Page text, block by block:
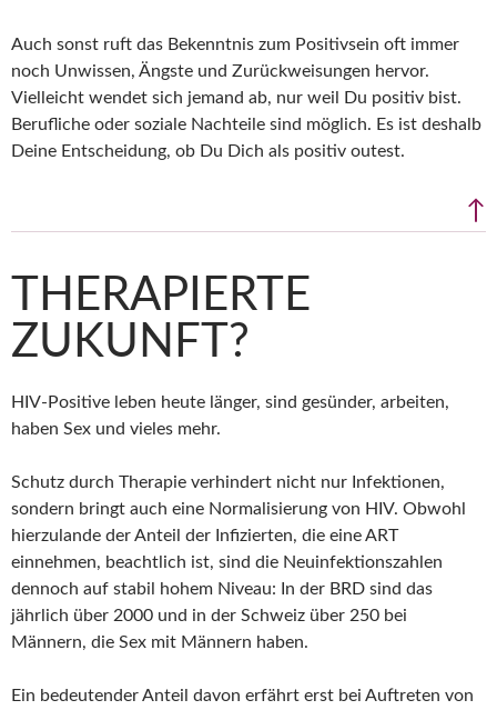
Auch sonst ruft das Bekenntnis zum Positivsein oft immer
noch Unwissen, Ängste und Zurückweisungen hervor.
Vielleicht wendet sich jemand ab, nur weil Du positiv bist.
Berufliche oder soziale Nachteile sind möglich. Es ist deshalb
Deine Entscheidung, ob Du Dich als positiv outest.
↑
THERAPIERTE
ZUKUNFT?
HIV-Positive leben heute länger, sind gesünder, arbeiten,
haben Sex und vieles mehr.
Schutz durch Therapie verhindert nicht nur Infektionen,
sondern bringt auch eine Normalisierung von HIV. Obwohl
hierzulande der Anteil der Infizierten, die eine ART
einnehmen, beachtlich ist, sind die Neuinfektionszahlen
dennoch auf stabil hohem Niveau: In der BRD sind das
jährlich über 2000 und in der Schweiz über 250 bei
Männern, die Sex mit Männern haben.
Ein bedeutender Anteil davon erfährt erst bei Auftreten von